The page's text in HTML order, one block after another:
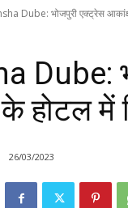
Dube: भोजपुरी एक्ट्रेस
Dube:
के होटल में
26/03/2023